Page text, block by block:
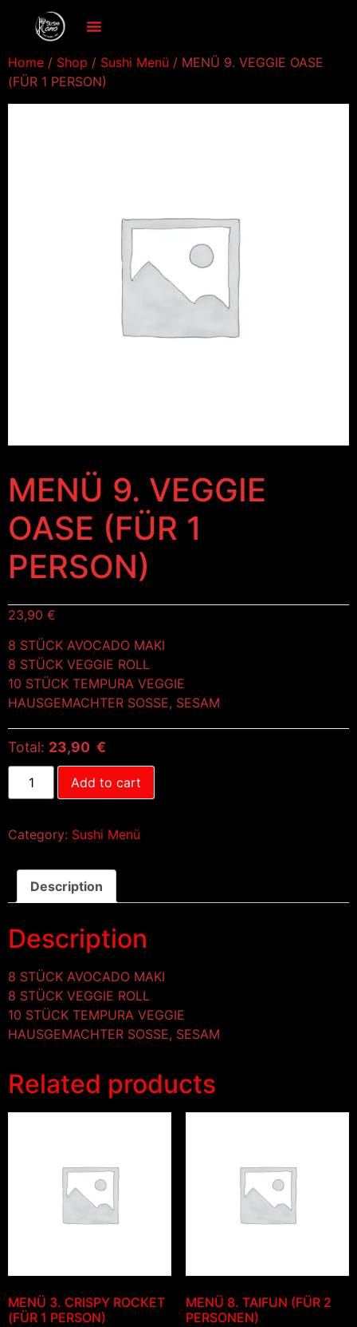
Home / Shop / Sushi Menü / MENÜ 9. VEGGIE OASE
(FÜR 1 PERSON)
MENÜ 9. VEGGIE
OASE (FÜR 1
PERSON)
23,90 €
8 STÜCK AVOCADO MAKI
8 STÜCK VEGGIE ROLL
10 STÜCK TEMPURA VEGGIE
HAUSGEMACHTER SOSSE, SESAM
Total: 23,90 €
Add to cart
Category: Sushi Menü
Description
Description
8 STÜCK AVOCADO MAKI
8 STÜCK VEGGIE ROLL
10 STÜCK TEMPURA VEGGIE
HAUSGEMACHTER SOSSE, SESAM
Related products
MENÜ 3. CRISPY ROCKET
(FÜR 1 PERSON)
MENÜ 8. TAIFUN (FÜR 2
PERSONEN)